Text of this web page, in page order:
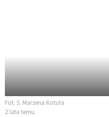
Fot. S. Marzena Kotuła
2 lata temu